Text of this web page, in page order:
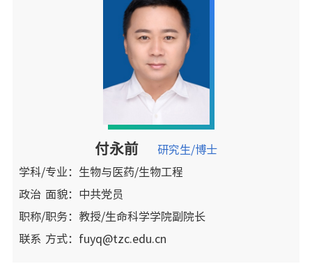
付永前
研究生/博士
学科/专业： 生物与医药/生物工程
政治 面貌： 中共党员
职称/职务： 教授/生命科学学院副院长
联系 方式： fuyq@tzc.edu.cn